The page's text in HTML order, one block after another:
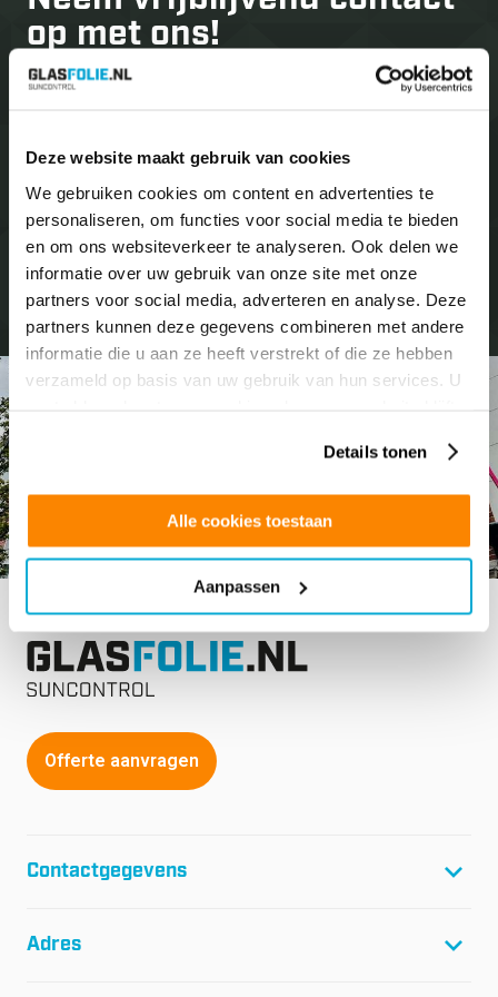
Deze website maakt gebruik van cookies
We gebruiken cookies om content en advertenties te
personaliseren, om functies voor social media te bieden
en om ons websiteverkeer te analyseren. Ook delen we
informatie over uw gebruik van onze site met onze
partners voor social media, adverteren en analyse. Deze
partners kunnen deze gegevens combineren met andere
informatie die u aan ze heeft verstrekt of die ze hebben
verzameld op basis van uw gebruik van hun services. U
Details tonen
Alle cookies toestaan
Aanpassen
op met ons!
Bent u nieuwsgierig naar wat wij allemaal voor u kunnen
informeren u over de mogelijkheden.
Neem contact op +31(0)299 460445
Offerte aanvragen
Contactgegevens
F: +31(0)299-64 01 61
Adres